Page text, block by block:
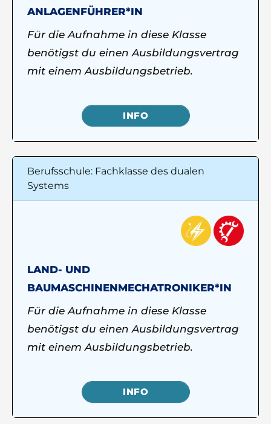
ANLAGENFÜHRER*IN
Für die Aufnahme in diese Klasse
benötigst du einen Ausbildungsvertrag
mit einem Ausbildungsbetrieb.
INFO
Berufsschule: Fachklasse des dualen
Systems
LAND- UND
BAUMASCHINENMECHATRONIKER*IN
Für die Aufnahme in diese Klasse
benötigst du einen Ausbildungsvertrag
mit einem Ausbildungsbetrieb.
INFO